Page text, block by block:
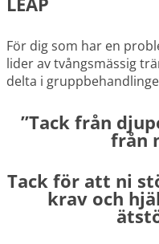
För dig som har en
lider av tvångsmässig
delta i
”Tack från
från
Tack för att ni
krav och